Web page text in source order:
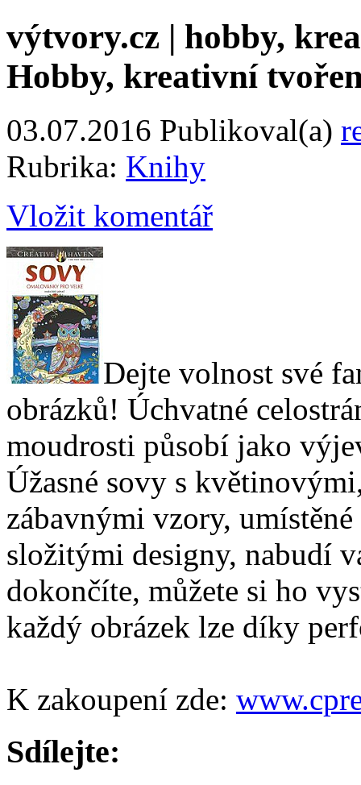
výtvory.cz | hobby,
Hobby, kreativní
03.07.2016 Publikoval(a)
Rubrika: Knihy
Vložit komentář
Dejte volnost své
obrázků! Úchvatné
moudrosti působí jako
Úžasné sovy s
zábavnými vzory,
složitými designy, nabudí
dokončíte, můžete si ho
každý obrázek lze díky
K zakoupení zde:
Sdílejte: